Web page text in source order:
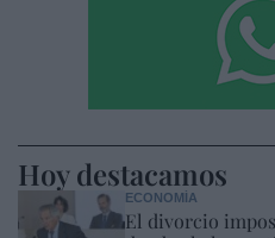
Hoy destacamos
ECONOMÍA
El divorcio